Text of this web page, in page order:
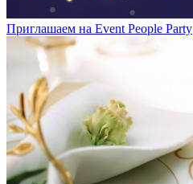
Приглашаем на Event People Party